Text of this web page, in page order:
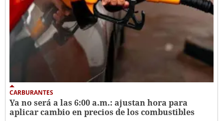
CARBURANTES
Ya no será a las 6:00 a.m.: ajustan hora para
aplicar cambio en precios de los combustibles